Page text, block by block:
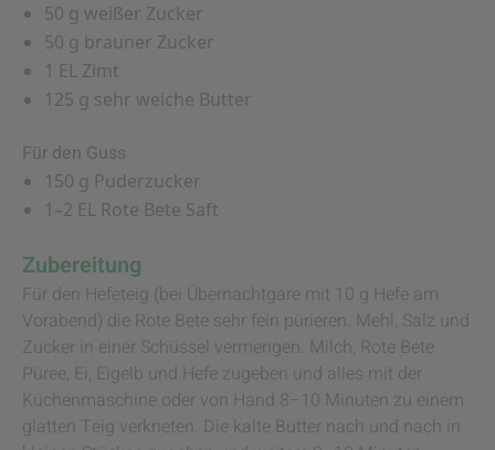
50 g weißer Zucker
50 g brauner Zucker
1 EL Zimt
125 g sehr weiche Butter
Für den Guss
150 g Puderzucker
1–2 EL Rote Bete Saft
Zubereitung
Für den Hefeteig (bei Übernachtgare mit 10 g Hefe am
Vorabend) die Rote Bete sehr fein pürieren. Mehl, Salz und
Zucker in einer Schüssel vermengen. Milch, Rote Bete
Püree, Ei, Eigelb und Hefe zugeben und alles mit der
Küchenmaschine oder von Hand 8–10 Minuten zu einem
glatten Teig verkneten. Die kalte Butter nach und nach in